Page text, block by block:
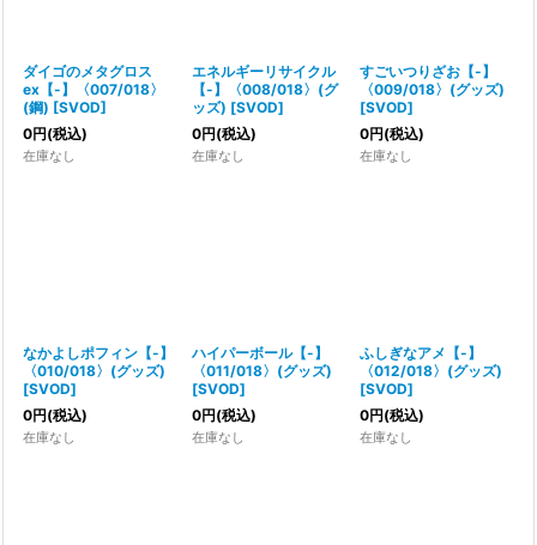
ダイゴのメタグロス
ex【-】〈007/018〉
(鋼) [SVOD]
0円(税込)
在庫なし
エネルギーリサイクル
【-】〈008/018〉(グ
ッズ) [SVOD]
0円(税込)
在庫なし
すごいつりざお【-】
〈009/018〉(グッズ)
[SVOD]
0円(税込)
在庫なし
なかよしポフィン【-】
〈010/018〉(グッズ)
[SVOD]
0円(税込)
在庫なし
ハイパーボール【-】
〈011/018〉(グッズ)
[SVOD]
0円(税込)
在庫なし
ふしぎなアメ【-】
〈012/018〉(グッズ)
[SVOD]
0円(税込)
在庫なし